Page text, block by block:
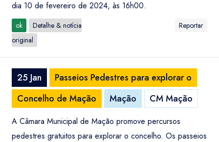
dia 10 de fevereiro de 2024, às 16h00.
ok
Detalhe & notícia
original
Reportar
25 Jan
Passeios Pedestres para explorar o
Concelho de Mação
Mação CM Mação
A Câmara Municipal de Mação promove percursos
pedestres gratuitos para explorar o concelho. Os passeios